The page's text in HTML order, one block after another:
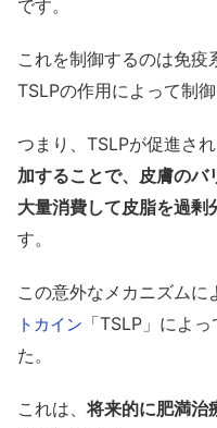
です。
これを制御するのは免疫
TSLPの作用によって制御
つまり、TSLPが促進さ
加することで、皮膚のバ
大量消費して皮脂を過剰
す。
この意外なメカニズムに
トカイン 「TSLP」によ
た。
これは、将来的に肥満治